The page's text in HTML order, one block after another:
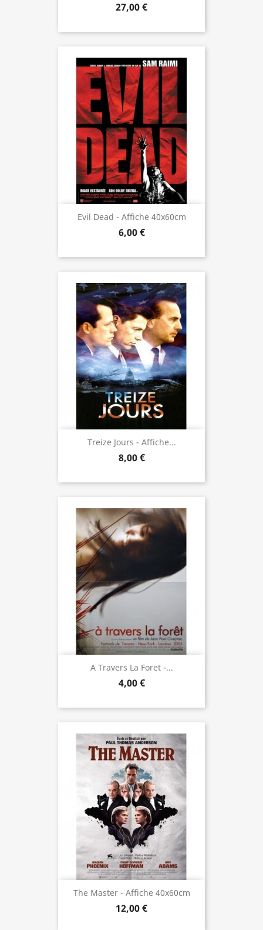
27,00 €
Evil Dead - Affiche 40x60cm
6,00 €
Treize Jours - Affiche...
8,00 €
A Travers La Foret -...
4,00 €
The Master - Affiche 40x60cm
12,00 €